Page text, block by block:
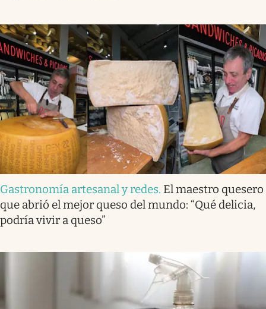
Gastronomía artesanal y redes. El maestro quesero
que abrió el mejor queso del mundo: “Qué delicia,
podría vivir a queso”